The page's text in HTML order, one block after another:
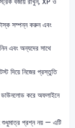
সম্পন্ন করুন এবং
এবং অন্যদের সাথে
দিয়ে নিজের প্রস্তুতি
করে অফলাইনে
শুধুমাত্র প্রশ্ন নয় — এটি